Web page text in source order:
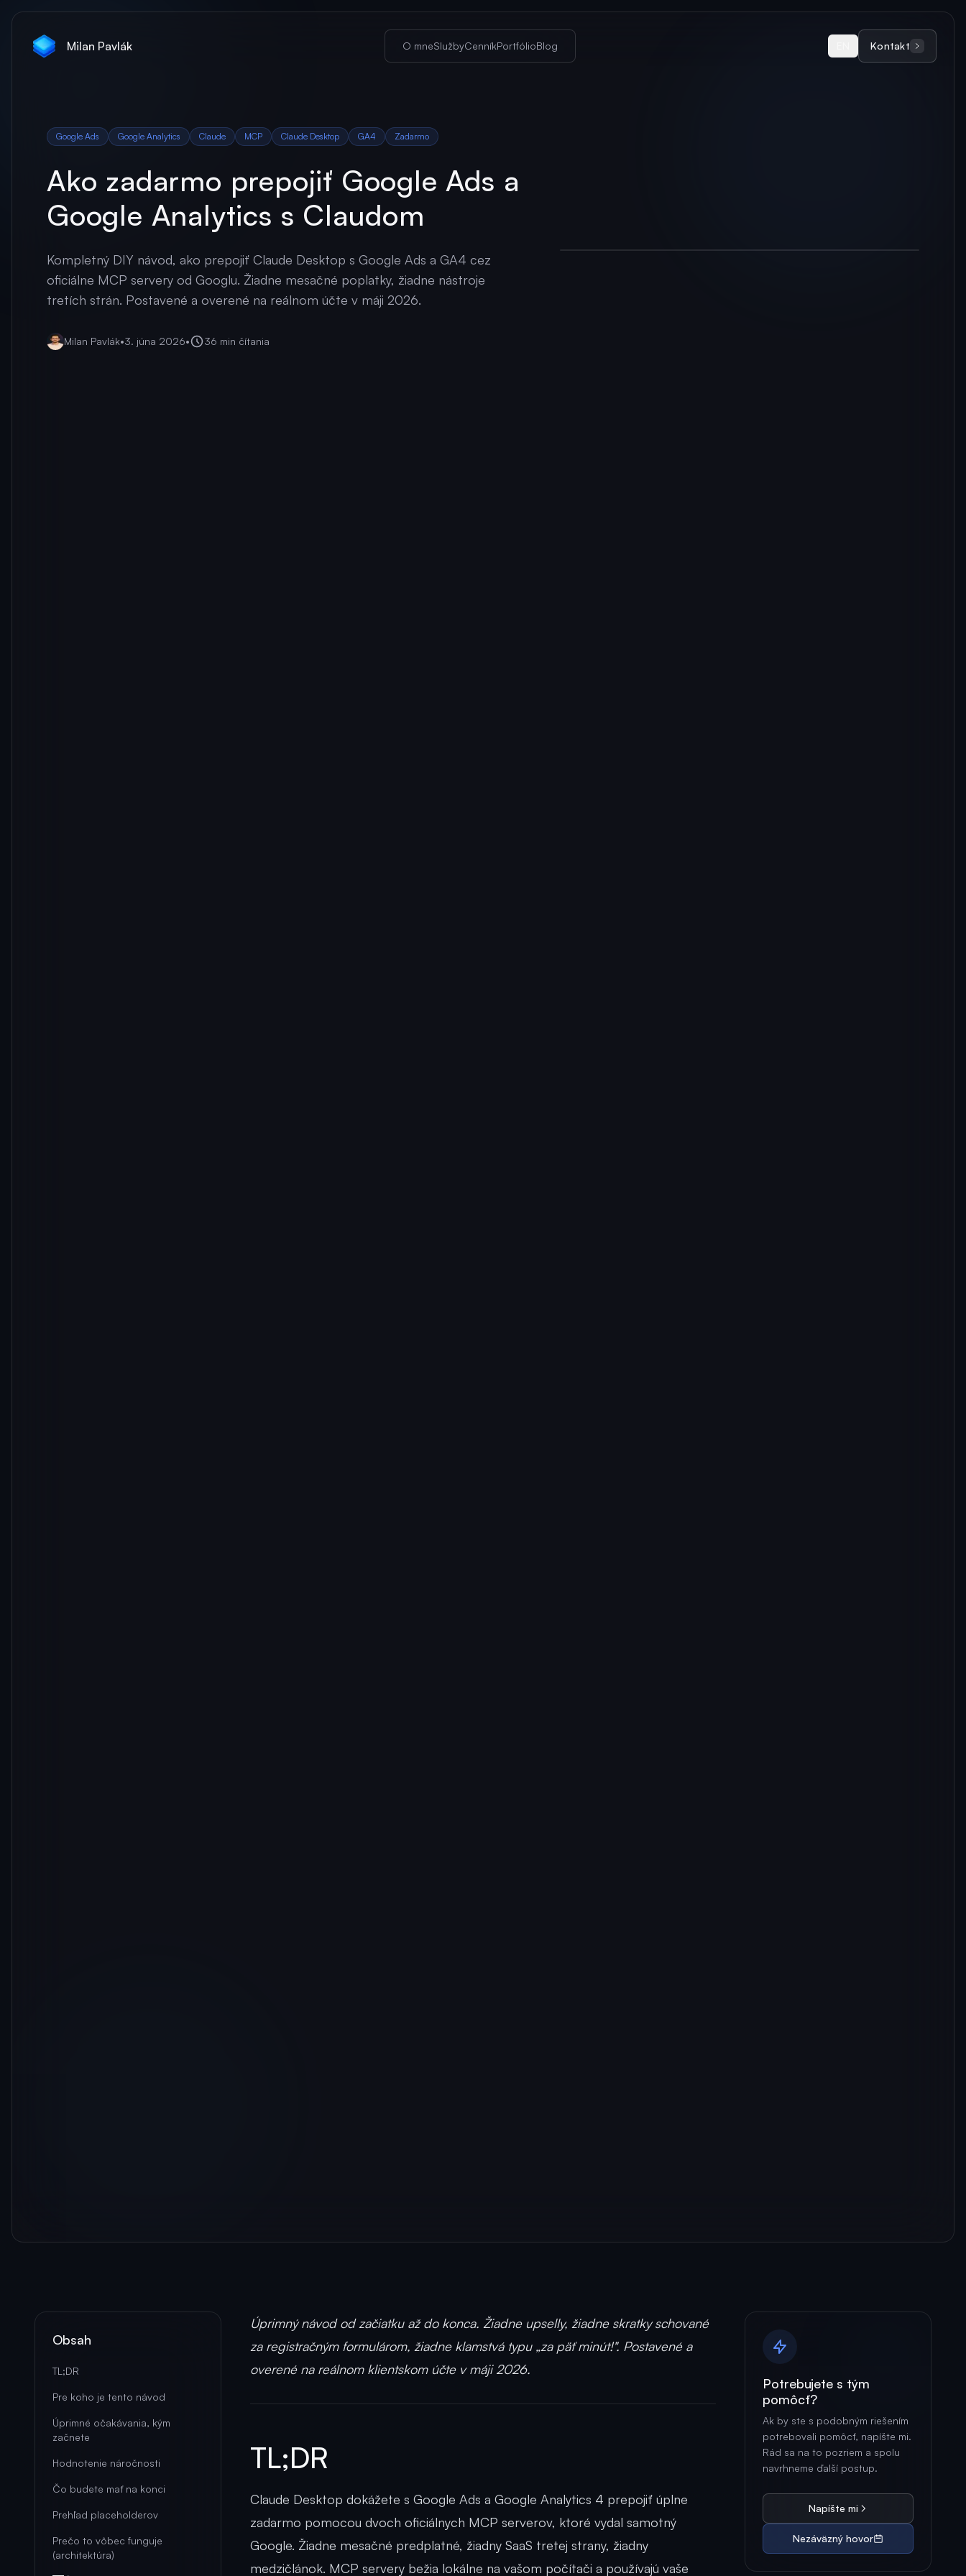
Milan Pavlák O mneSlužbyCenníkPortfólioBlog Kontakt
Google Ads Google Analytics Claude MCP Claude Desktop GA4 Zadarmo
Ako zadarmo prepojiť Google Ads a
Google Analytics s Claudom
Kompletný DIY návod, ako prepojiť Claude Desktop s Google Ads a GA4 cez
oficiálne MCP servery od Googlu. Žiadne mesačné poplatky, žiadne nástroje
tretích strán. Postavené a overené na reálnom účte v máji 2026.
Milan Pavlák•3. júna 2026• 36 min čítania
Obsah
TL;DR
Pre koho je tento návod
Úprimné očakávania, kým
začnete
Hodnotenie náročnosti
Čo budete mať na konci
Prehľad placeholderov
Prečo to vôbec funguje
(architektúra)
Úprimný návod od začiatku až do konca. Žiadne upselly, žiadne skratky schované
za registračným formulárom, žiadne klamstvá typu „za päť minút!". Postavené a
overené na reálnom klientskom účte v máji 2026.
TL;DR
Claude Desktop dokážete s Google Ads a Google Analytics 4 prepojiť úplne
zadarmo pomocou dvoch oficiálnych MCP serverov, ktoré vydal samotný
Google. Žiadne mesačné predplatné, žiadny SaaS tretej strany, žiadny
medzičlánok. MCP servery bežia lokálne na vašom počítači a používajú vaše
Potrebujete s tým
pomôcť?
Ak by ste s podobným riešením
potrebovali pomôcť, napíšte mi.
Rád sa na to pozriem a spolu
navrhneme ďalší postup.
Napíšte mi
Nezáväzný hovor